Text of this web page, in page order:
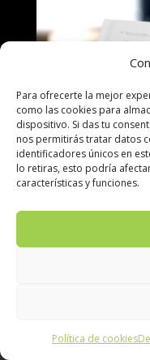
Para ofrecerte la mejor
como las cookies para
dispositivo. Si das tu
nos permitirás tratar datos
identificadores únicos en
lo retiras, esto podría
características y funciones.
Política de cookies